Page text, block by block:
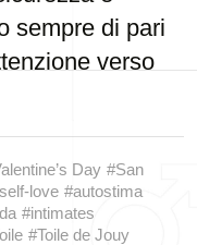
sempre di pari
verso
Day #San
love #autostima
#intimates
#Toile de Jouy